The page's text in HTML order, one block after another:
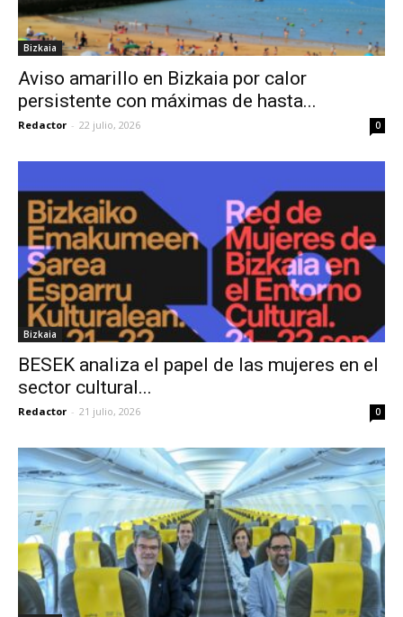
Bizkaia
Aviso amarillo en Bizkaia por calor
persistente con máximas de hasta...
Redactor - 22 julio, 2026 0
Bizkaia
BESEK analiza el papel de las mujeres en el
sector cultural...
Redactor - 21 julio, 2026 0